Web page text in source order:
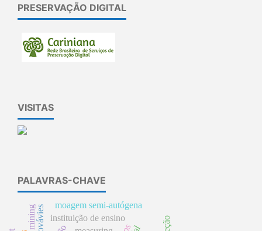
PRESERVAÇÃO DIGITAL
VISITAS
PALAVRAS-CHAVE
instituição de ensino
moagem semi-autógena
mining